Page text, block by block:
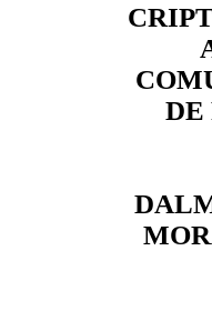
DE